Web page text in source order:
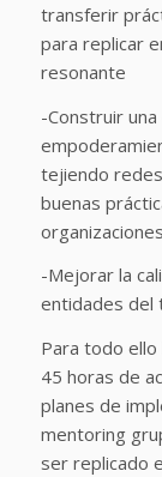
transferir
para replicar
resonante
-Construir
tejiendo
buenas
-Mejorar la
entidades del
Para todo ello
45 horas de
planes de
mentoring
ser replicado